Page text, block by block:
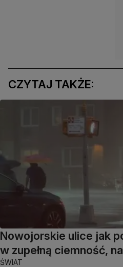
CZYTAJ TAKŻE:
Nowojorskie ulice jak
w zupełną ciemność,
ŚWIAT